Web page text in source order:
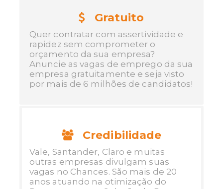
Gratuito
Quer contratar com assertividade e
rapidez sem comprometer o
orçamento da sua empresa?
Anuncie as vagas de emprego da sua
empresa gratuitamente e seja visto
por mais de 6 milhões de candidatos!
Credibilidade
Vale, Santander, Claro e muitas
outras empresas divulgam suas
vagas no Chances. São mais de 20
anos atuando na otimização do